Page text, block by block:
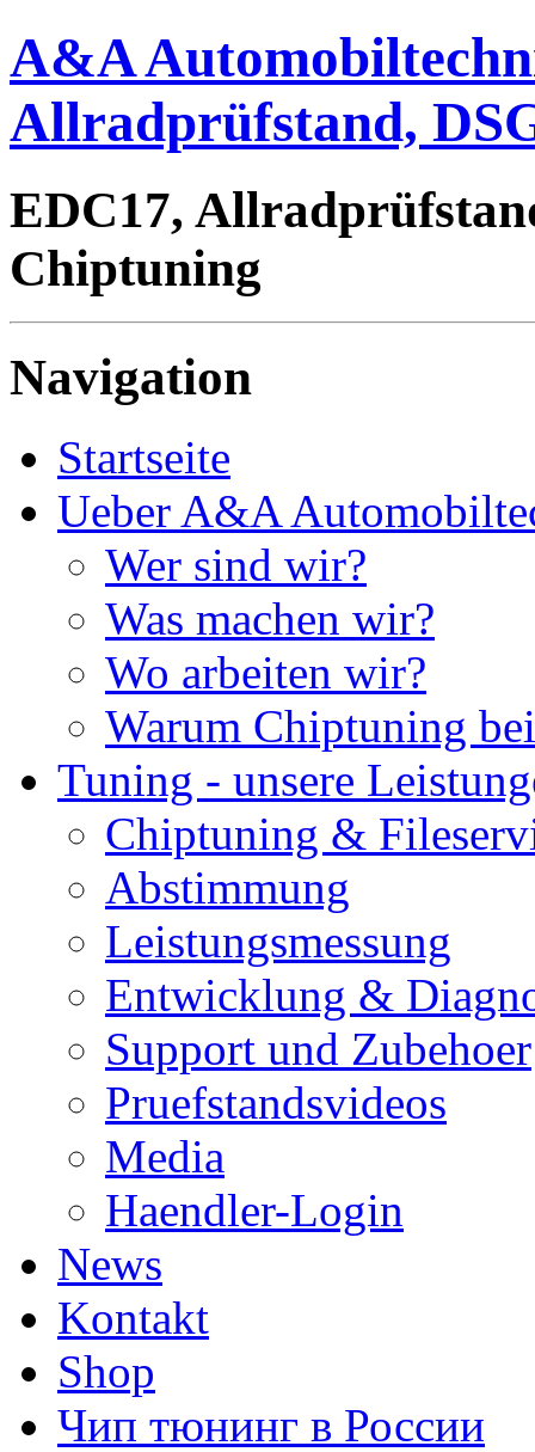
A&A
Allradprüfstand,
EDC17,
Chiptuning
Navigation
Startseite
Ueber A&A
Wer sind wir?
Was machen wir?
Wo arbeiten wir?
Warum Chiptuning
Tuning - unsere
Chiptuning &
Abstimmung
Leistungsmessung
Entwicklung &
Support und Zubehoer
Pruefstandsvideos
Media
Haendler-Login
News
Kontakt
Shop
Чип тюнинг в России